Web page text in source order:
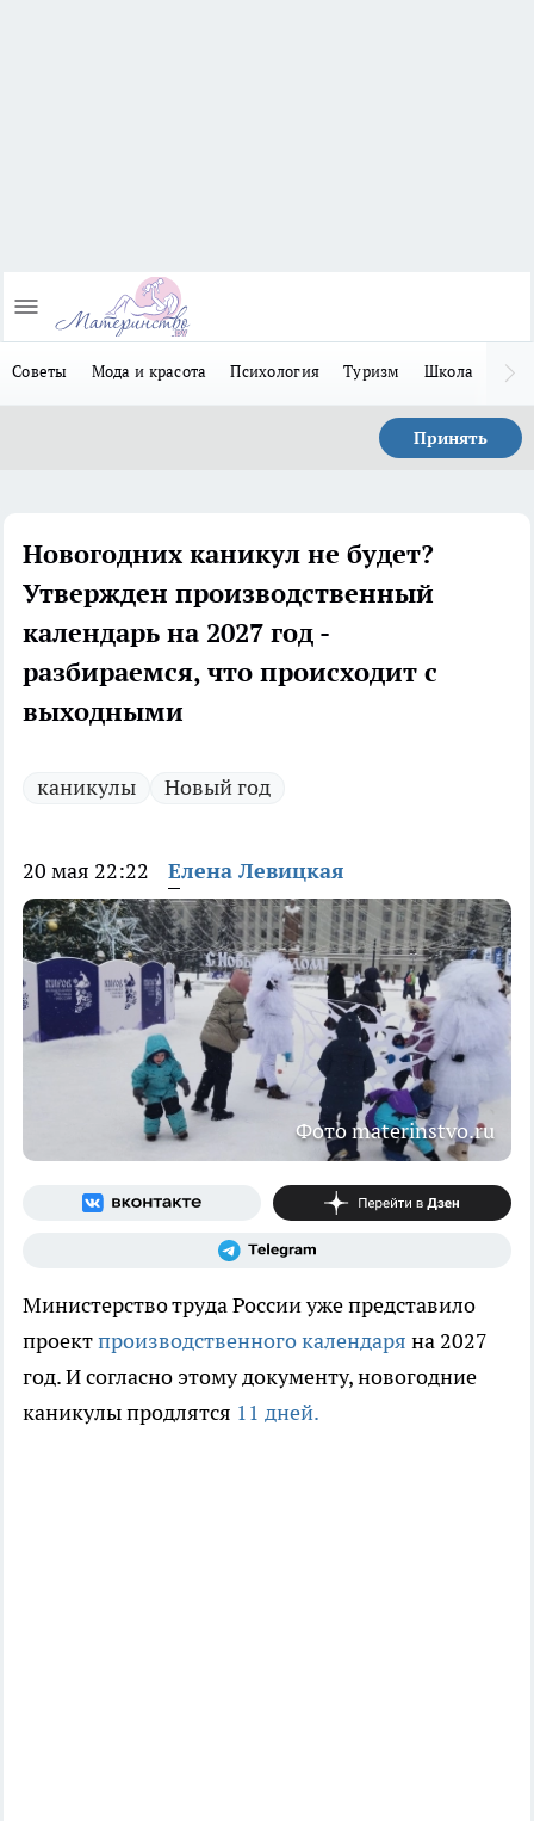
Советы Мода и красота Психология Туризм Школа
Принять
Новогодних каникул не будет?
Утвержден производственный
календарь на 2027 год -
разбираемся, что происходит с
выходными
каникулы Новый год
20 мая 22:22 Елена Левицкая
Фото materinstvo.ru
Министерство труда России уже представило
проектпроизводственного календаря на 2027
год. И согласно этому документу, новогодние
каникулы продлятся 11 дней.